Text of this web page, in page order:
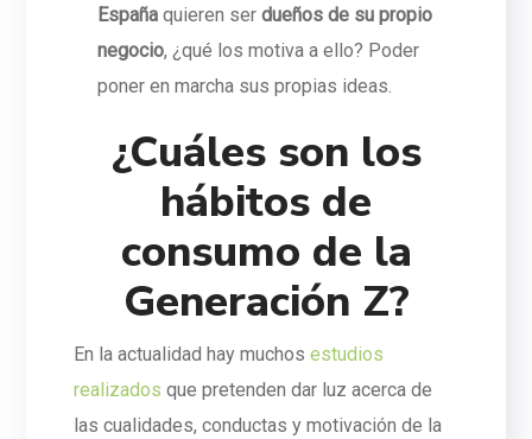
España quieren serdueños de su propio
negocio, ¿qué los motiva a ello? Poder
poner en marcha sus propias ideas.
¿Cuáles son los
hábitos de
consumo de la
Generación Z?
En la actualidad hay muchosestudios
realizados que pretenden dar luz acerca de
las cualidades, conductas y motivación de la